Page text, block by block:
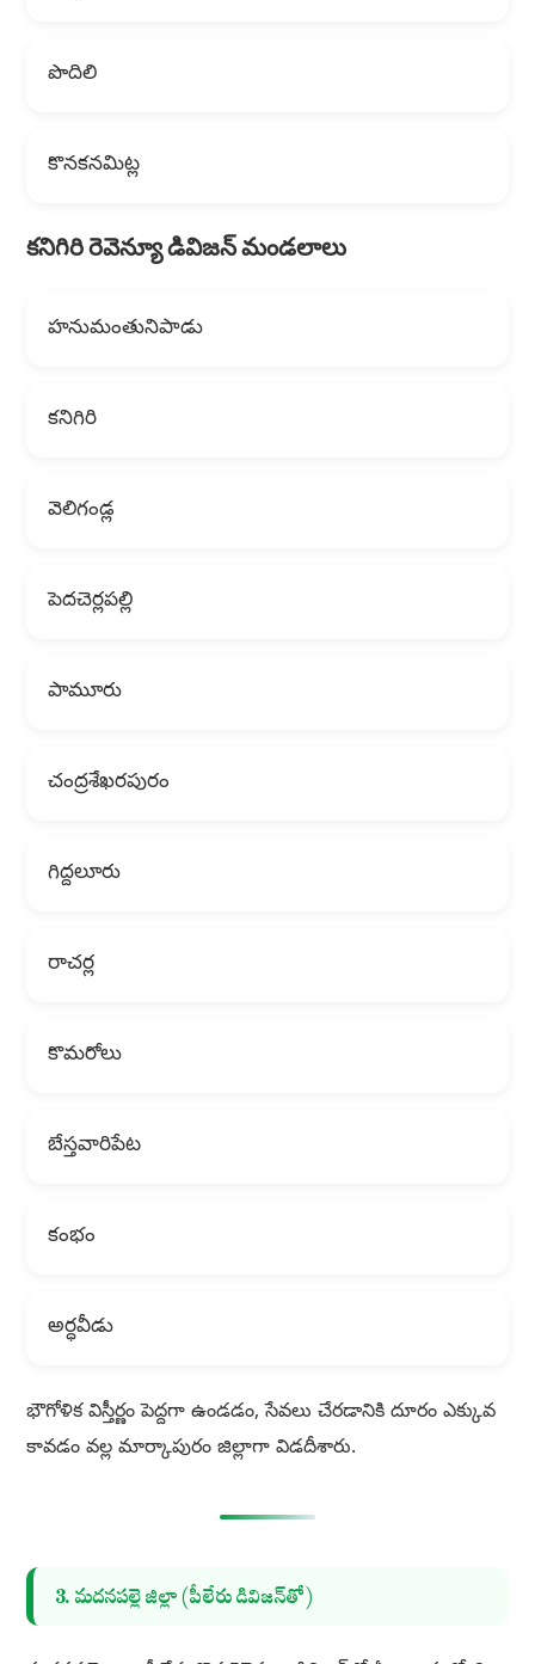
పొదిలి
కొనకనమిట్ల
కనిగిరి రెవెన్యూ డివిజన్ మండలాలు
హనుమంతునిపాడు
కనిగిరి
వెలిగండ్ల
పెదచెర్లపల్లి
పామూరు
చంద్రశేఖరపురం
గిద్దలూరు
రాచర్ల
కొమరోలు
బేస్తవారిపేట
కంభం
అర్ధవీడు
భౌగోళిక విస్తీర్ణం పెద్దగా ఉండడం, సేవలు చేరడానికి దూరం ఎక్కువ
కావడం వల్ల మార్కాపురం జిల్లాగా విడదీశారు.
3. మదనపల్లె జిల్లా (పీలేరు డివిజన్‌తో)